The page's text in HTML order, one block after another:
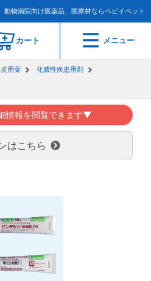
動物病院向け医薬品、医療材ならペピイベット
カート メニュー
用薬 化膿性疾患用剤
情報を閲覧できます▼
はこちら